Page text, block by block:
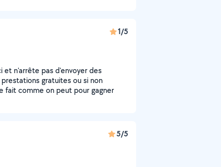
1/5
n'arrête pas d'envoyer des
gratuites ou si non
fait comme on peut pour gagner
5/5